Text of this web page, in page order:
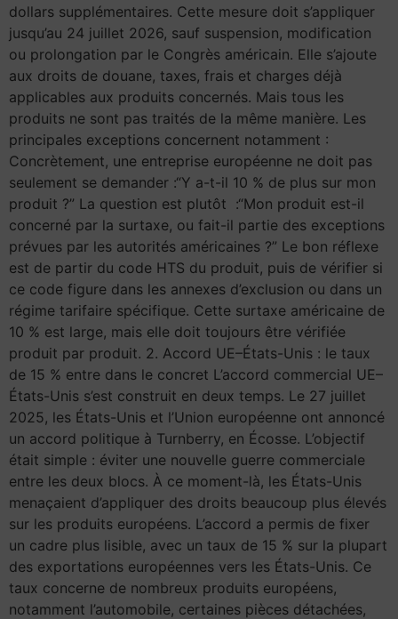
dollars supplémentaires. Cette mesure doit s’appliquer
jusqu’au 24 juillet 2026, sauf suspension, modification
ou prolongation par le Congrès américain. Elle s’ajoute
aux droits de douane, taxes, frais et charges déjà
applicables aux produits concernés. Mais tous les
produits ne sont pas traités de la même manière. Les
principales exceptions concernent notamment :
Concrètement, une entreprise européenne ne doit pas
seulement se demander :“Y a-t-il 10 % de plus sur mon
produit ?” La question est plutôt :“Mon produit est-il
concerné par la surtaxe, ou fait-il partie des exceptions
prévues par les autorités américaines ?” Le bon réflexe
est de partir du code HTS du produit, puis de vérifier si
ce code figure dans les annexes d’exclusion ou dans un
régime tarifaire spécifique. Cette surtaxe américaine de
10 % est large, mais elle doit toujours être vérifiée
produit par produit. 2. Accord UE–États-Unis : le taux
de 15 % entre dans le concret L’accord commercial UE–
États-Unis s’est construit en deux temps. Le 27 juillet
2025, les États-Unis et l’Union européenne ont annoncé
un accord politique à Turnberry, en Écosse. L’objectif
était simple : éviter une nouvelle guerre commerciale
entre les deux blocs. À ce moment-là, les États-Unis
menaçaient d’appliquer des droits beaucoup plus élevés
sur les produits européens. L’accord a permis de fixer
un cadre plus lisible, avec un taux de 15 % sur la plupart
des exportations européennes vers les États-Unis. Ce
taux concerne de nombreux produits européens,
notamment l’automobile, certaines pièces détachées,